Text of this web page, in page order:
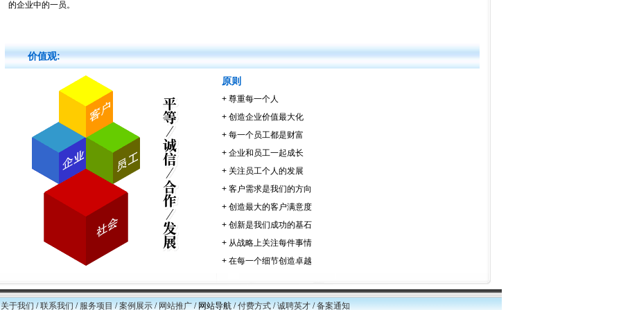
的企业中的一员。
价值观:
原则
+ 尊重每一个人
+ 创造企业价值最大化
+ 每一个员工都是财富
+ 企业和员工一起成长
+ 关注员工个人的发展
+ 客户需求是我们的方向
+ 创造最大的客户满意度
+ 创新是我们成功的基石
+ 从战略上关注每件事情
+ 在每一个细节创造卓越
关于我们/联系我们/服务项目/案例展示/网站推广/ 网站导航 /付费方式/诚聘英才/备案通知